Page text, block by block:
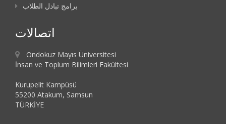
برامج تبادل الطلاب
اتصالات
Ondokuz Mayıs Üniversitesi
İnsan ve Toplum Bilimleri Fakültesi
Kurupelit Kampüsü
55200 Atakum, Samsun
TÜRKİYE